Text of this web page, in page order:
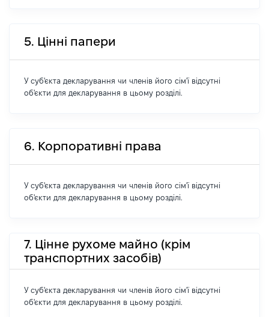
5. Цінні папери
У суб'єкта декларування чи членів його сім'ї відсутні
об'єкти для декларування в цьому розділі.
6. Корпоративні права
У суб'єкта декларування чи членів його сім'ї відсутні
об'єкти для декларування в цьому розділі.
7. Цінне рухоме майно (крім
транспортних засобів)
У суб'єкта декларування чи членів його сім'ї відсутні
об'єкти для декларування в цьому розділі.